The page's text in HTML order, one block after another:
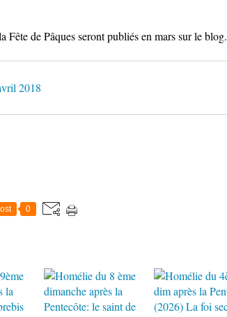
Fête de Pâques seront publiés en mars sur le blog.
2018
0